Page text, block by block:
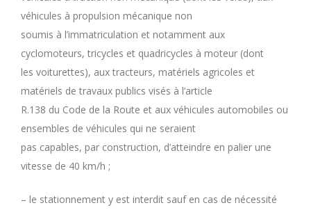
véhicules à propulsion mécanique non
soumis à l’immatriculation et notamment aux
cyclomoteurs, tricycles et quadricycles à moteur (dont
les voiturettes), aux tracteurs, matériels agricoles et
matériels de travaux publics visés à l’article
R.138 du Code de la Route et aux véhicules automobiles ou
ensembles de véhicules qui ne seraient
pas capables, par construction, d’atteindre en palier une
vitesse de 40 km/h ;
– le stationnement y est interdit sauf en cas de nécessité